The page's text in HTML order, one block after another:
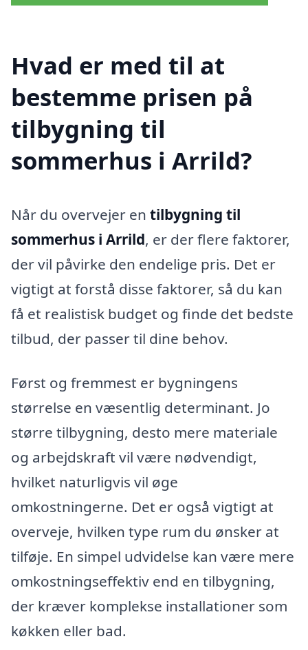
Hvad er med til at
bestemme prisen på
tilbygning til
sommerhus i Arrild?
Når du overvejer en tilbygning til
sommerhus i Arrild, er der flere faktorer,
der vil påvirke den endelige pris. Det er
vigtigt at forstå disse faktorer, så du kan
få et realistisk budget og finde det bedste
tilbud, der passer til dine behov.
Først og fremmest er bygningens
størrelse en væsentlig determinant. Jo
større tilbygning, desto mere materiale
og arbejdskraft vil være nødvendigt,
hvilket naturligvis vil øge
omkostningerne. Det er også vigtigt at
overveje, hvilken type rum du ønsker at
tilføje. En simpel udvidelse kan være mere
omkostningseffektiv end en tilbygning,
der kræver komplekse installationer som
køkken eller bad.